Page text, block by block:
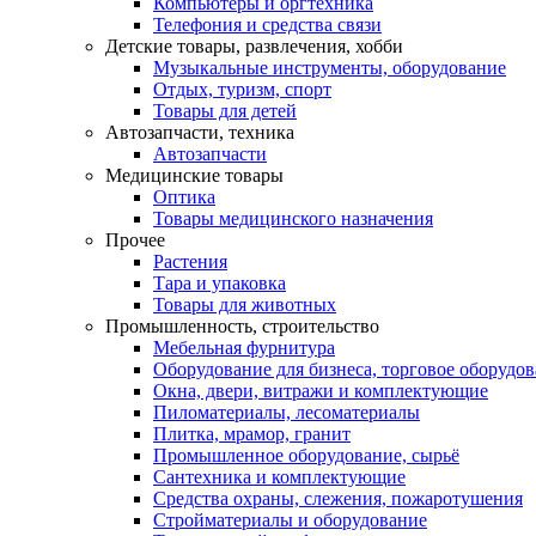
Телефония и средства связи
Детские товары, развлечения, хобби
Музыкальные инструменты, оборудование
Отдых, туризм, спорт
Товары для детей
Автозапчасти, техника
Автозапчасти
Медицинские товары
Оптика
Товары медицинского назначения
Прочее
Растения
Тара и упаковка
Товары для животных
Промышленность, строительство
Мебельная фурнитура
Оборудование для бизнеса, торговое
Окна, двери, витражи и комплектующие
Пиломатериалы, лесоматериалы
Плитка, мрамор, гранит
Промышленное оборудование, сырьё
Сантехника и комплектующие
Средства охраны, слежения, пожаротушения
Стройматериалы и оборудование